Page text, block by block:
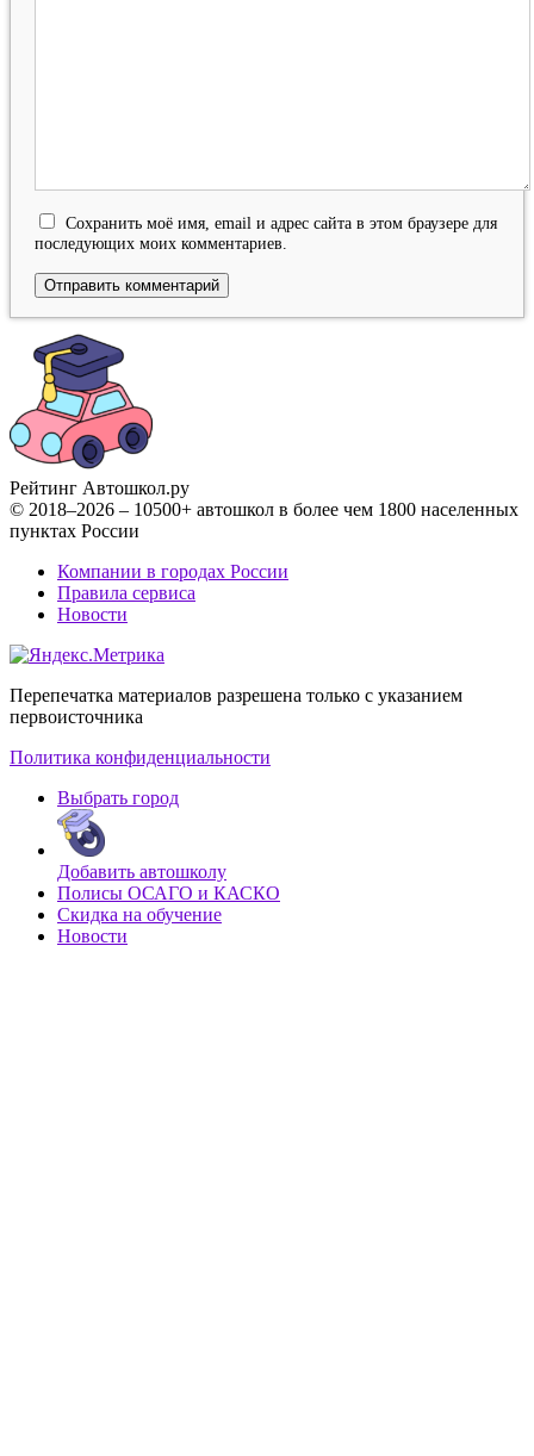
Сохранить моё имя, email и адрес сайта в этом браузере для
последующих моих комментариев.
Рейтинг Автошкол.ру
© 2018–2026 – 10500+ автошкол в более чем 1800 населенных
пунктах России
Компании в городах России
Правила сервиса
Новости
Перепечатка материалов разрешена только с указанием
первоисточника
Политика конфиденциальности
Выбрать город
Добавить автошколу
Полисы ОСАГО и КАСКО
Скидка на обучение
Новости